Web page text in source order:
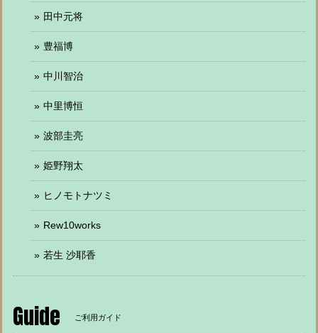
田中元将
豊福博
中川智治
中里博恒
波部圭亮
姫野翔太
ヒノモトナツミ
Rew10works
若生 沙耶香
Guide ご利用ガイド